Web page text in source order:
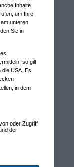
Inhalte
um Ihre
unteren
Sie in
so gilt
die USA. Es
in dem
oder Zugriff
der